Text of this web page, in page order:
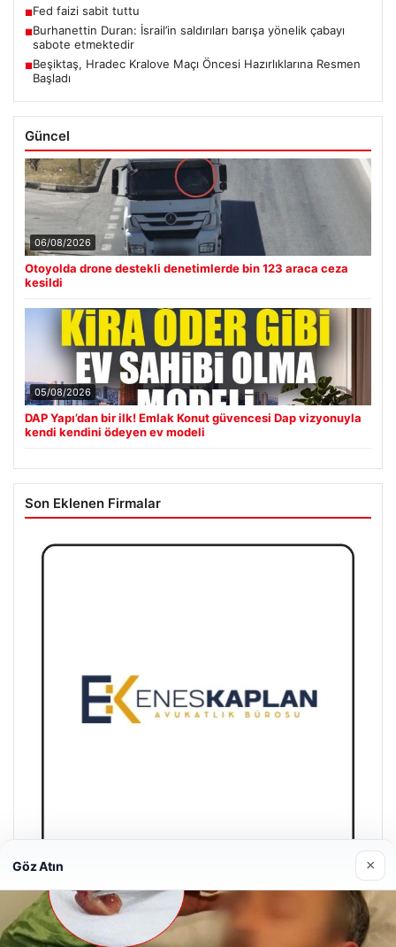
■Fed faizi sabit tuttu
■Burhanettin Duran: İsrail’in saldırıları barışa yönelik çabayı
sabote etmektedir
■Beşiktaş, Hradec Kralove Maçı Öncesi Hazırlıklarına Resmen
Başladı
Güncel
06/08/2026
Otoyolda drone destekli denetimlerde bin 123 araca ceza
kesildi
05/08/2026
DAP Yapı’dan bir ilk! Emlak Konut güvencesi Dap vizyonuyla
kendi kendini ödeyen ev modeli
Son Eklenen Firmalar
Enes Kaplan Avukatlık Bürosu
28/04/2026
Göz Atın ×